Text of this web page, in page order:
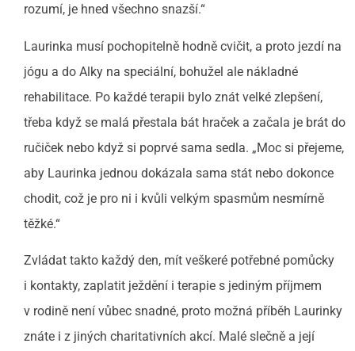
rozumí, je hned všechno snazší.“
Laurinka musí pochopitelně hodně cvičit, a proto jezdí na
jógu a do Alky na speciální, bohužel ale nákladné
rehabilitace. Po každé terapii bylo znát velké zlepšení,
třeba když se malá přestala bát hraček a začala je brát do
ručiček nebo když si poprvé sama sedla. „Moc si přejeme,
aby Laurinka jednou dokázala sama stát nebo dokonce
chodit, což je pro ni i kvůli velkým spasmům nesmírně
těžké.“
Zvládat takto každý den, mít veškeré potřebné pomůcky
i kontakty, zaplatit ježdění i terapie s jediným příjmem
v rodině není vůbec snadné, proto možná příběh Laurinky
znáte i z jiných charitativních akcí. Malé slečně a její